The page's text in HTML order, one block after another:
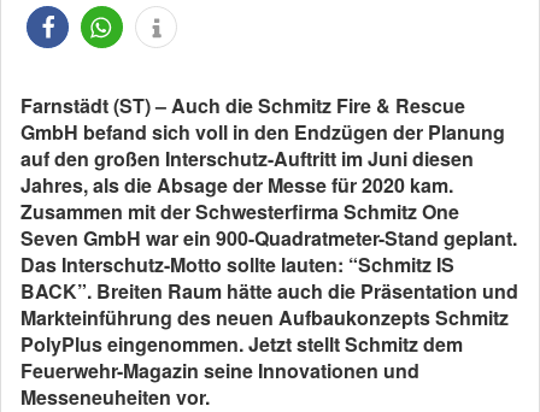
Farnstädt (ST) – Auch die Schmitz Fire & Rescue
GmbH befand sich voll in den Endzügen der Planung
auf den großen Interschutz-Auftritt im Juni diesen
Jahres, als die Absage der Messe für 2020 kam.
Zusammen mit der Schwesterfirma Schmitz One
Seven GmbH war ein 900-Quadratmeter-Stand geplant.
Das Interschutz-Motto sollte lauten: “Schmitz IS
BACK”. Breiten Raum hätte auch die Präsentation und
Markteinführung des neuen Aufbaukonzepts Schmitz
PolyPlus eingenommen. Jetzt stellt Schmitz dem
Feuerwehr-Magazin seine Innovationen und
Messeneuheiten vor.